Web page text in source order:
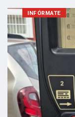
INFÓRMATE